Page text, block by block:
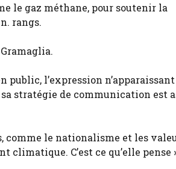
le gaz méthane, pour soutenir la
rangs.
l’expression n’apparaissant
stratégie de communication est
comme le nationalisme et les
C’est ce qu’elle pense